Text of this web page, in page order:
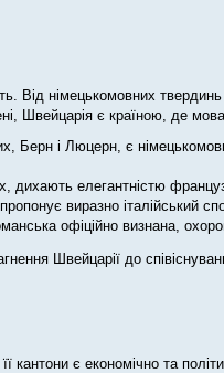
Від німецькомовних
Швейцарія є країною, де
Берн і Люцерн, є
елегантністю
виразно італійський
офіційно визнана,
Швейцарії до
є економічно та